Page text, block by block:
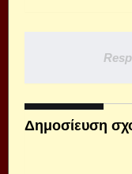
Δημοσίευση